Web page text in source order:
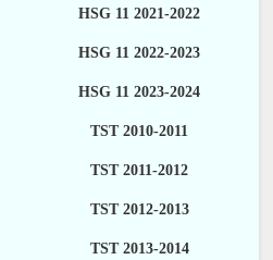
HSG 11 2021-2022
HSG 11 2022-2023
HSG 11 2023-2024
TST 2010-2011
TST 2011-2012
TST 2012-2013
TST 2013-2014